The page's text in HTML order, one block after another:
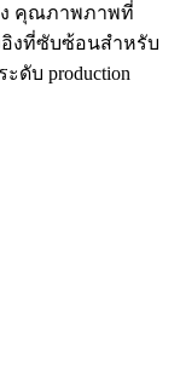
ง คุณภาพภาพที่
งที่ซับซ้อนสำหรับ
ดับ production